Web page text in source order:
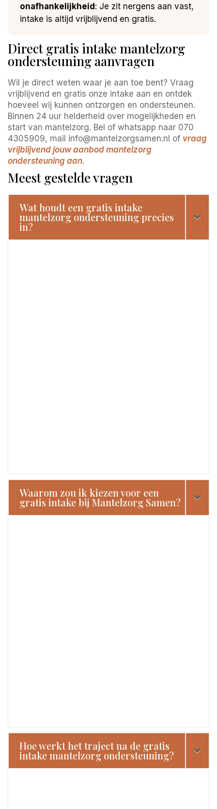
onafhankelijkheid: Je zit nergens aan vast,
intake is altijd vrijblijvend en gratis.
Direct gratis intake mantelzorg
ondersteuning aanvragen
Wil je direct weten waar je aan toe bent? Vraag
vrijblijvend en gratis onze intake aan en ontdek
hoeveel wij kunnen ontzorgen en ondersteunen.
Binnen 24 uur helderheid over mogelijkheden en
start van mantelzorg. Bel of whatsapp naar 070
4305909, mail info@mantelzorgsamen.nl of vraag
vrijblijvend jouw aanbod mantelzorg
ondersteuning aan.
Meest gestelde vragen
Wat houdt een gratis intake
mantelzorg ondersteuning precies
in?
Waarom zou ik kiezen voor een
gratis intake bij Mantelzorg Samen?
Hoe werkt het traject na de gratis
intake mantelzorg ondersteuning?